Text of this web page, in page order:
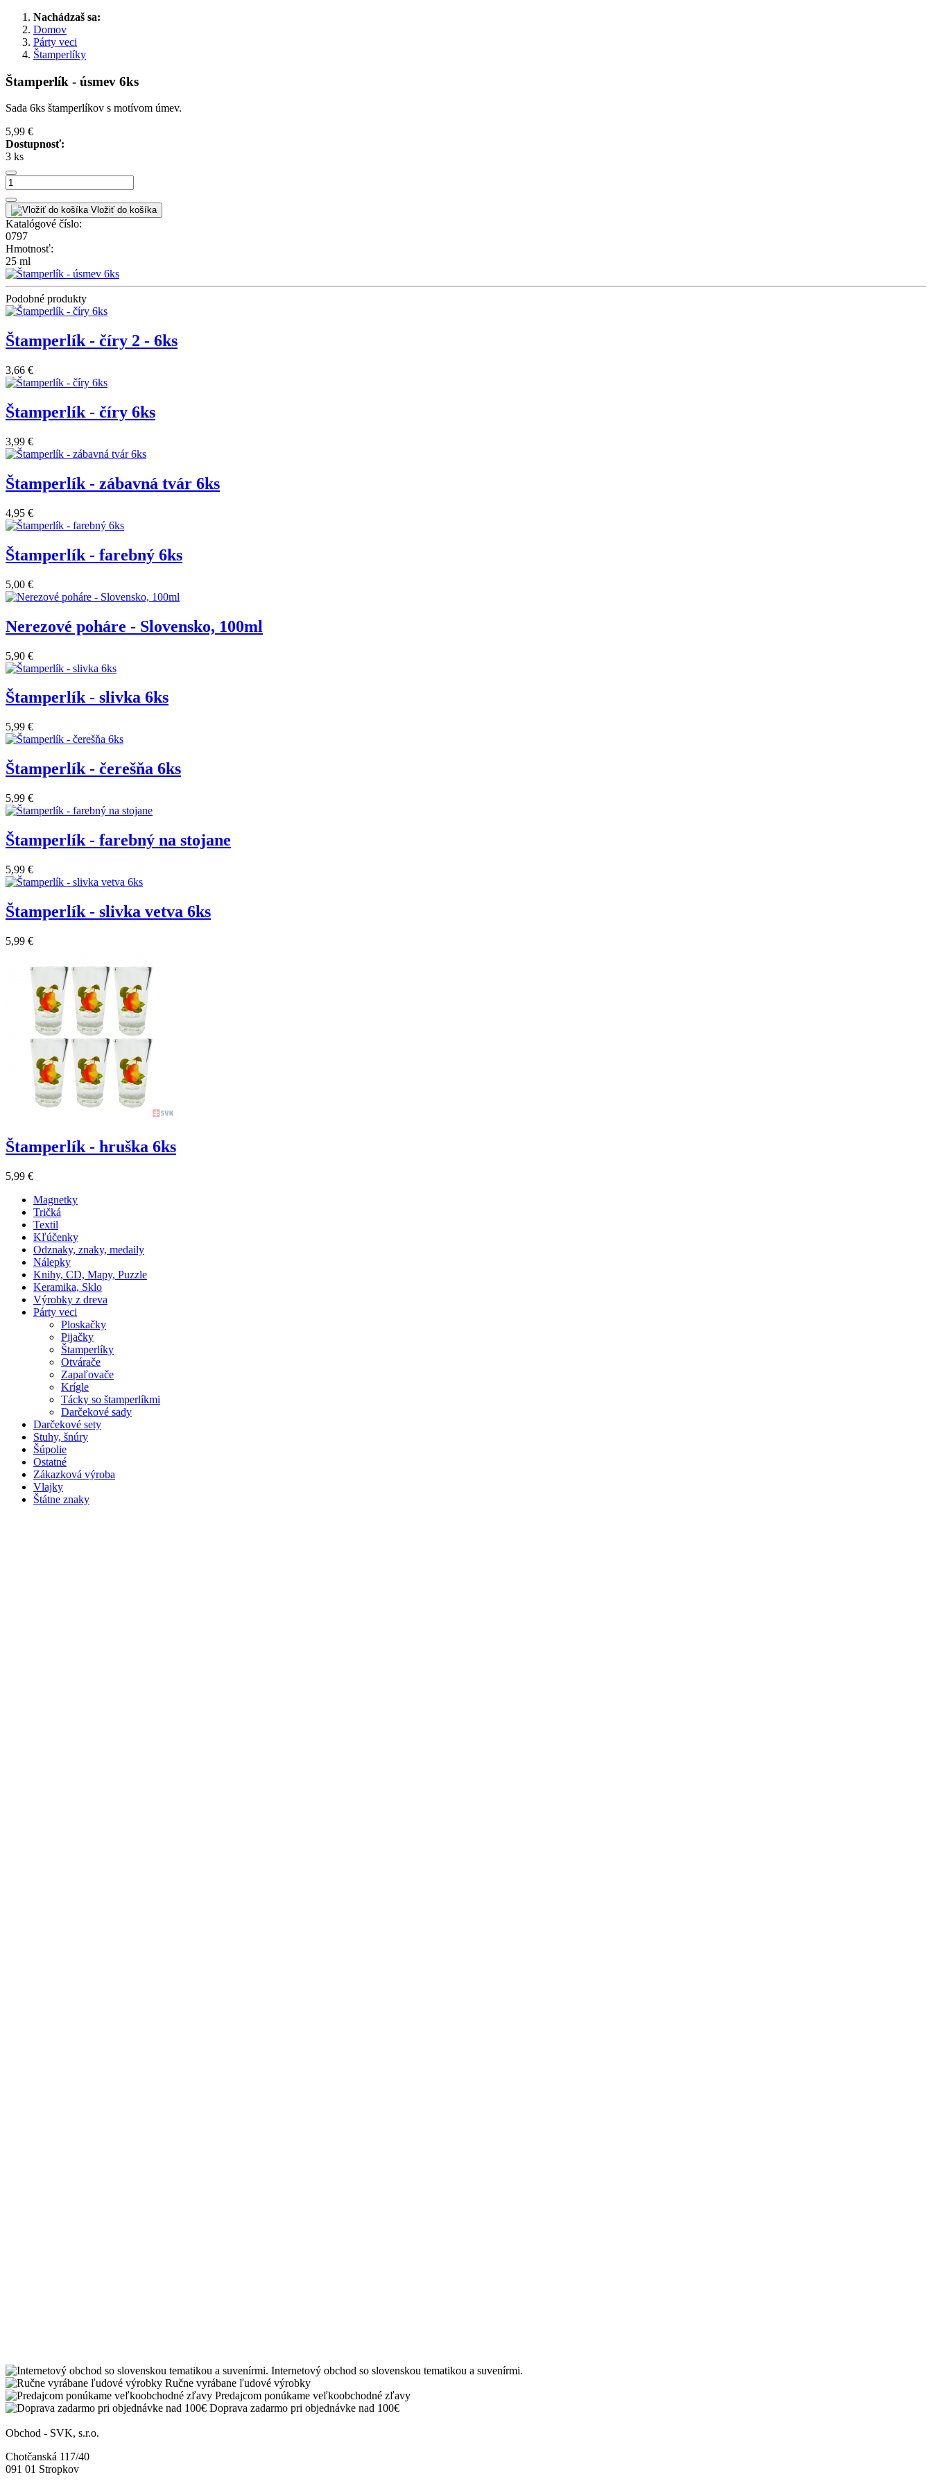
Nachádzaš sa:
Domov
Párty veci
Štamperlíky
Štamperlík - úsmev 6ks
Sada 6ks štamperlíkov s motívom úmev.
5,99 €
Dostupnosť:
3 ks
Vložiť do košíka
Katalógové číslo:
0797
Hmotnosť:
25 ml
Podobné produkty
Štamperlík - číry 2 - 6ks
3,66 €
Štamperlík - číry 6ks
3,99 €
Štamperlík - zábavná tvár 6ks
4,95 €
Štamperlík - farebný 6ks
5,00 €
Nerezové poháre - Slovensko, 100ml
5,90 €
Štamperlík - slivka 6ks
5,99 €
Štamperlík - čerešňa 6ks
5,99 €
Štamperlík - farebný na stojane
5,99 €
Štamperlík - slivka vetva 6ks
5,99 €
Štamperlík - hruška 6ks
5,99 €
Magnetky
Tričká
Textil
Kľúčenky
Odznaky, znaky, medaily
Nálepky
Knihy, CD, Mapy, Puzzle
Keramika, Sklo
Výrobky z dreva
Párty veci
Ploskačky
Pijačky
Štamperlíky
Otvárače
Zapaľovače
Krígle
Tácky so štamperlíkmi
Darčekové sady
Darčekové sety
Stuhy, šnúry
Šúpolie
Ostatné
Zákazková výroba
Vlajky
Štátne znaky
Internetový obchod so slovenskou tematikou a suvenírmi.
Ručne vyrábane ľudové výrobky
Predajcom ponúkame veľkoobchodné zľavy
Doprava zadarmo pri objednávke nad 100€
Obchod - SVK, s.r.o.
Chotčanská 117/40
091 01 Stropkov